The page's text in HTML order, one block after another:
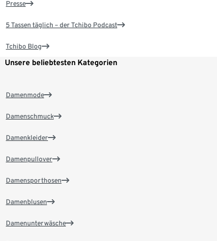
Presse
5 Tassen täglich – der Tchibo Podcast
Tchibo Blog
Unsere beliebtesten Kategorien
Damenmode
Damenschmuck
Damenkleider
Damenpullover
Damensporthosen
Damenblusen
Damenunterwäsche